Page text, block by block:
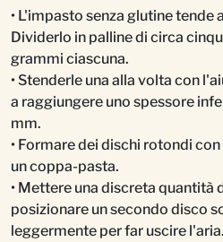
• L'impasto senza glutine tende
Dividerlo in palline di circa
grammi ciascuna.
• Stenderle una alla volta con
a raggiungere uno spessore
mm.
• Formare dei dischi rotondi
un coppa-pasta.
• Mettere una discreta quantità
posizionare un secondo disco
leggermente per far uscire l'aria.